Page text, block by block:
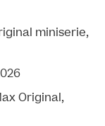
miniserie,
Original,